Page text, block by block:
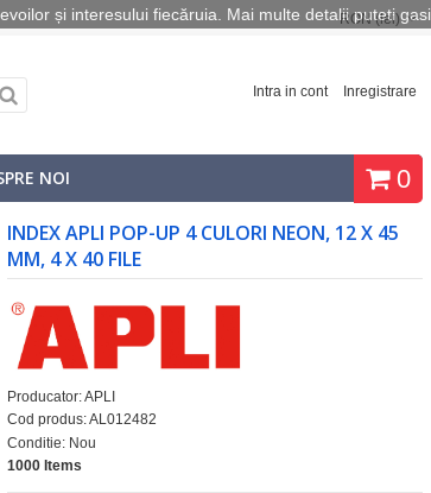
RON (lei)
0
Intra in cont Inregistrare
NOI
INDEX APLI POP-UP 4 CULORI NEON, 12 X 45
MM, 4 X 40 FILE
Producator:APLI
Cod produs:AL012482
Conditie: Nou
1000 Items
și interesului fiecăruia. Mai multe detalii puteti gasi